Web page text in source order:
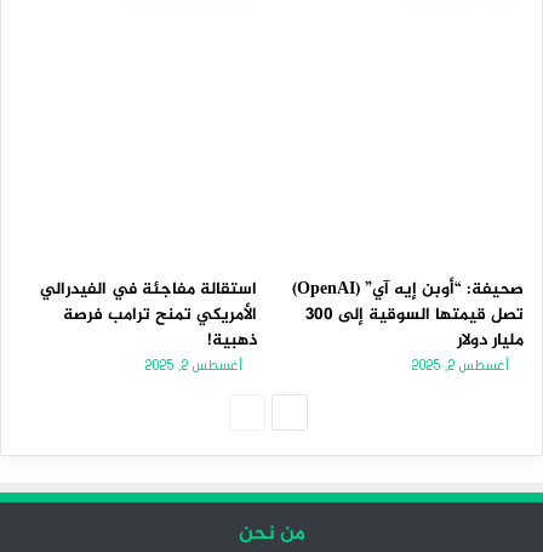
صحيفة: “أوبن إيه آي” (OpenAI)
تصل قيمتها السوقية إلى 300
مليار دولار
أغسطس 2, 2025
استقالة مفاجئة في الفيدرالي
الأمريكي تمنح ترامب فرصة
ذهبية!
أغسطس 2, 2025
من نحن